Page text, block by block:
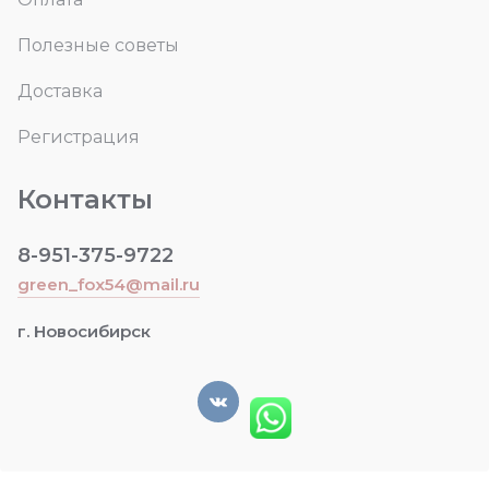
Полезные советы
Доставка
Регистрация
Контакты
8-951-375-9722
green_fox54@mail.ru
г. Новосибирск